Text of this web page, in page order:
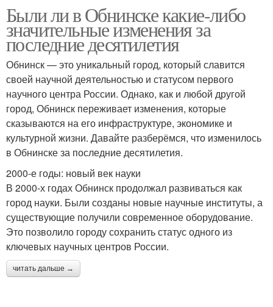
Были ли в Обнинске какие-либо
значительные изменения за
последние десятилетия
Обнинск — это уникальный город, который славится
своей научной деятельностью и статусом первого
научного центра России. Однако, как и любой другой
город, Обнинск переживает изменения, которые
сказываются на его инфраструктуре, экономике и
культурной жизни. Давайте разберёмся, что изменилось
в Обнинске за последние десятилетия.
2000-е годы: новый век науки
В 2000-х годах Обнинск продолжал развиваться как
город науки. Были созданы новые научные институты, а
существующие получили современное оборудование.
Это позволило городу сохранить статус одного из
ключевых научных центров России.
читать дальше →